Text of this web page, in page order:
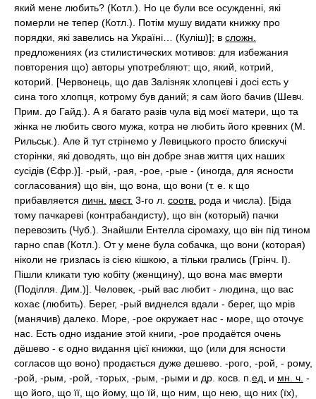
який мене любить? (Котл.). Но це були все осужденні, які
померли не тепер (Котл.). Потім мушу видати книжку про
порядки, які завелись на Україні… (Куліш)]; в сложн.
предложениях (из стилистических мотивов: для избежания
повторения що) авторы употребляют: що, який, котрий,
которий. [Червонець, що дав Залізняк хлопцеві і досі єсть у
сина того хлопця, котрому був даний; я сам його бачив (Шевч.
Прим. до Гайд.). А я багато разів чула від моєї матери, що та
жінка не любить свого мужа, котра не любить його кревних (М.
Рильськ.). Але й тут стрінемо у Левицького просто блискучі
сторінки, які доводять, що він добре знав життя цих наших
сусідів (Єфр.)]. -рый, -рая, -рое, -рые - (иногда, для ясности
согласования) що він, що вона, що вони (т. е. к що
прибавляется личн. мест. 3-го л. соотв. рода и числа). [Біда
тому пачкареві (контрабандисту), що він (который) пачки
перевозить (Чуб.). Знайшли Ентелла сіромаху, що він під тином
гарно спав (Котл.). От у мене була собачка, що вони (которая)
ніколи не гризлась із сією кішкою, а тільки грались (Грінч. I).
Пішли кликати тую кобіту (женщину), що вона має вмерти
(Поділля. Дим.)]. Человек, -рый вас любит - людина, що вас
кохає (любить). Берег, -рый виднелся вдали - берег, що мрів
(манячив) далеко. Море, -рое окружает нас - море, що оточує
нас. Есть одно издание этой книги, -рое продаётся очень
дёшево - є одно видання цієї книжки, що (или для ясности
согласов що воно) продається дуже дешево. -рого, -рой, - рому,
-рой, -рым, -рой, -торых, -рым, -рыми и др. косв. п. ед. и мн. ч. -
що його, що її, що йому, що їй, що ним, що нею, що них (їх),